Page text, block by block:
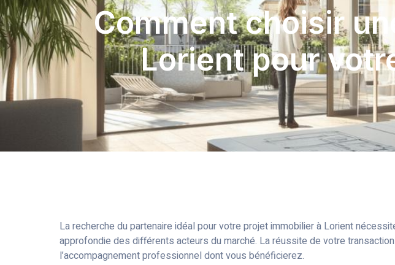
Comment choisir
Lorient pour
La recherche du partenaire idéal pour votre projet immobilier à Lorient
approfondie des différents acteurs du marché. La réussite de votre
l’accompagnement professionnel dont vous bénéficierez.